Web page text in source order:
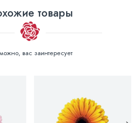
товары
вас заинтересует